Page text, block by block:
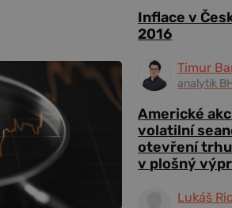
Inflace v
2016
Timur
analytik
Americké
volatilní
otevření
v plošný
Lukáš